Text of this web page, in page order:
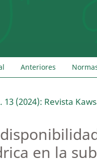
Anteriores
13 (2024): Revista
en la